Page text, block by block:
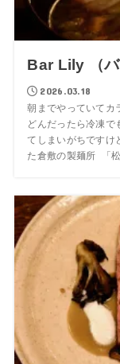
Bar Lily （バ
2026.03.18
朝までやっていてカ
どんだったら冷凍で
てしまいがちですけ
た倉敷の製麺所 「松